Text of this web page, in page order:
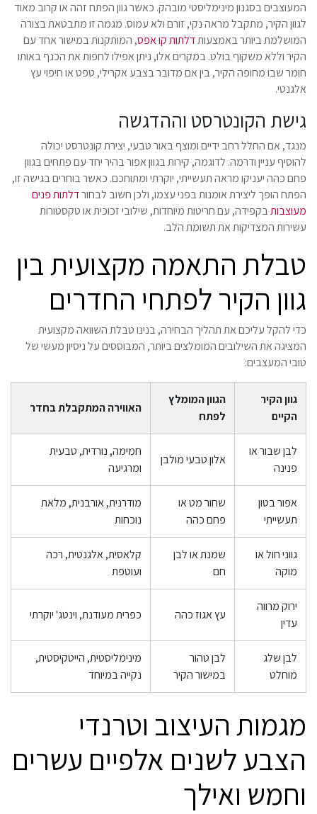
המעוצבים בסגנון מינימליסטי מובהק. כאשר גוון הפתח זהה או קרוב מאוד
לגוון הקיר, מתקבל מראה נקי, זורם ולא עמוס. מגמה זו מתבטאת בצורה
המושלמת ביותר באמצעותדלתות קו אפס, המותקנות במישור אחד עם
הקיר וללא משקוף בולט. במקרים אלו, ניתן אפילו לחפות את הכנף באותו
חומר שבו מחופה הקיר, בין אם מדובר בצבע אקרילי, טפט או חיפוי עץ
אלגנטי.
גישת הקונטרסט וההדגשה
מנגד, אם החלל רחב ידיים ומוצף באור טבעי, יצירת קונטרסט יכולה
להוסיף עניין ודרמה. לדוגמה, קירות בגוון אפור בהיר יחד עם פתחים בגוון
פחם כהה יעניקו מראה תעשייתי, יוקרתי ומתוחכם. כאשר בוחרים בגישה זו,
הפתח הופך ליצירת אומנות בפני עצמו, ולכן חשוב לבחורדלתות פנים
מעוצבותבקפידה, עם חריטות מיוחדות, שילובי זכוכית או טקסטורות
עשירות המצדיקות את תשומת הלב.
טבלת התאמה מקצועית בין
גוון הקיר לפתחי החדרים
כדי להקל עליכם את תהליך הבחירה, בנינו טבלת השוואה מקצועית
המציגה את השילובים המומלצים ביותר, המבוססים על ניסיון מעשי של
טובי המעצבים:
גוון הקיר
הקיים
הגוון המומלץ
לפתח
האווירה המתקבלת בחדר
לבן שבור או
פנינה
אלון טבעי מולבן
חמימה, נורדית, טבעית
ומרגיעה
אפור בטון
תעשייתי
שחור מט או
פחם כהה
מודרנית, אורבנית, מלאת
נוכחות
גווני חול או
מוקה
שמנת או לבן
חם
קלאסית, אלגנטית, רכה
ועוטפת
ירוק מרווה
עדין
עץ אגוז כהה כפרית מעודנת, וינטג' יוקרתי
לבן שלג
מוחלט
לבן טהור
במישור הקיר
מינימליסטית, הייטקיסטית,
נקייה במיוחד
מגמות העיצוב וטרנדי
הצבע לשנים אלפיים עשרים
וחמש ואילך